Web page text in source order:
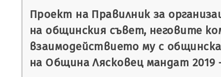
Проект на Правилник за
на общинския съвет, неговите
взаимодействието му с
на Община Лясковец мандат 2019